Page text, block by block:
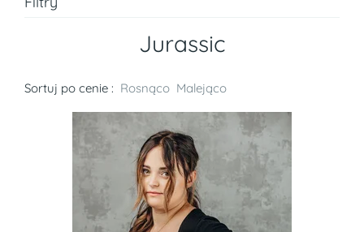
Jurassic
Sortuj po cenie : Rosnąco Malejąco